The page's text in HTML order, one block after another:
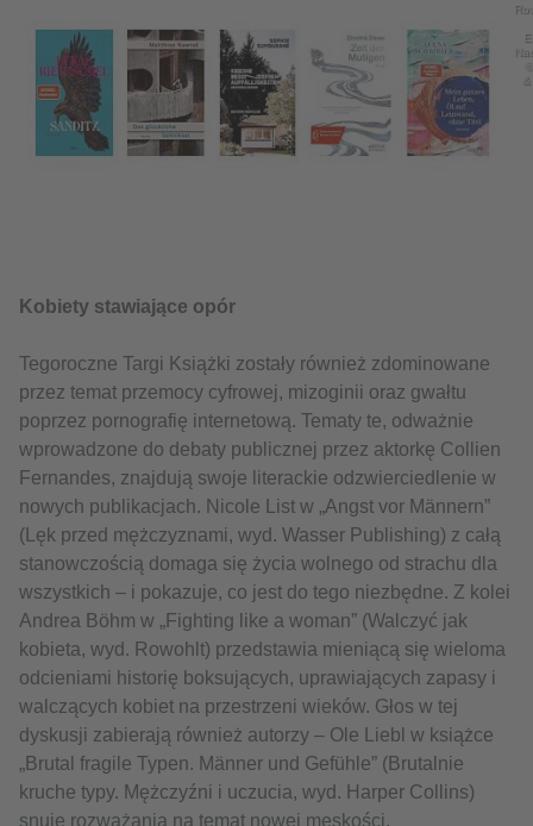
Kobiety stawiające opór
Tegoroczne Targi Książki zostały również zdominowane
przez temat przemocy cyfrowej, mizoginii oraz gwałtu
poprzez pornografię internetową. Tematy te, odważnie
wprowadzone do debaty publicznej przez aktorkę Collien
Fernandes, znajdują swoje literackie odzwierciedlenie w
nowych publikacjach. Nicole List w „Angst vor Männern”
(Lęk przed mężczyznami, wyd. Wasser Publishing) z całą
stanowczością domaga się życia wolnego od strachu dla
wszystkich – i pokazuje, co jest do tego niezbędne. Z kolei
Andrea Böhm w „Fighting like a woman” (Walczyć jak
kobieta, wyd. Rowohlt) przedstawia mieniącą się wieloma
odcieniami historię boksujących, uprawiających zapasy i
walczących kobiet na przestrzeni wieków. Głos w tej
dyskusji zabierają również autorzy – Ole Liebl w książce
„Brutal fragile Typen. Männer und Gefühle” (Brutalnie
kruche typy. Mężczyźni i uczucia, wyd. Harper Collins)
snuje rozważania na temat nowej męskości.